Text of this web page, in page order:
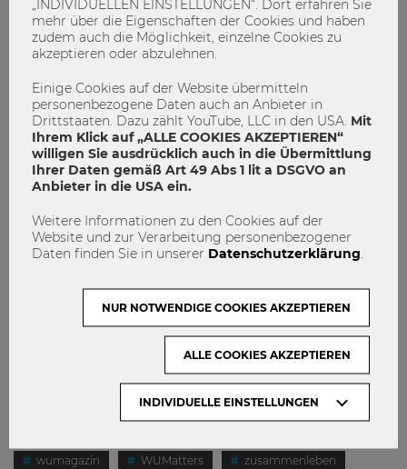
Veranstaltungstipp!
9. Jänner 2018, 18.00 Uhr
Sozialraum
Unterschiedliche Lohn- und Sozialstandards innerhalb der
EU geben Anlass zu Diskussion über die Abschottung
nationaler Arbeitsmärkte, Behinderung von Entsendungen
sowie Verschärfung der Gesetzgebung zu Lohn- und
Vortragender:
Franz Marhold, Vorstand des WU Departments für
Unternehmensrecht, Arbeits- und Sozialrecht.
#zusammenleben #generationen #forschung #pflege
wumagazin
WUMatters zusammenleben
„INDIVIDUELLEN EINSTELLUNGEN“. Dort erfahren Sie
mehr über die Eigenschaften der Cookies und haben
zudem auch die Möglichkeit, einzelne Cookies zu
akzeptieren oder abzulehnen.
Einige Cookies auf der Website übermitteln
personenbezogene Daten auch an Anbieter in
Drittstaaten. Dazu zählt YouTube, LLC in den USA. Mit
Ihrem Klick auf „ALLE COOKIES AKZEPTIEREN“
willigen Sie ausdrücklich auch in die Übermittlung
Ihrer Daten gemäß Art 49 Abs 1 lit a DSGVO an
Anbieter in die USA ein.
Weitere Informationen zu den Cookies auf der
Website und zur Verarbeitung personenbezogener
Daten finden Sie in unserer Datenschutzerklärung
INDIVIDUELLE EINSTELLUNGEN
NUR NOTWENDIGE COOKIES AKZEPTIEREN
ALLE COOKIES AKZEPTIEREN